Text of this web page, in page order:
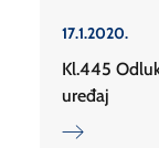
17.1.2020.
Kl.445
uređaj